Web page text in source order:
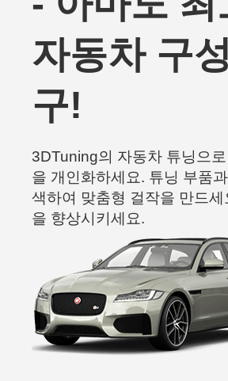
자동차 구
구!
3DTuning의 자동차 튜닝으
을 개인화하세요. 튜닝 부품
색하여 맞춤형 걸작을 만드세
을 향상시키세요.